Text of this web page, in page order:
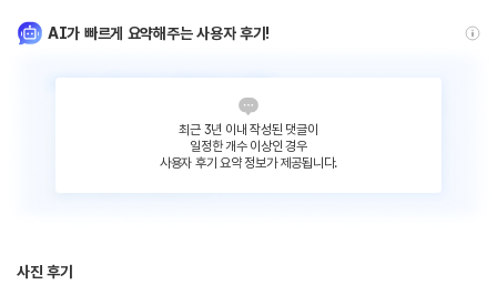
AI가 빠르게 요약해주는 사용자 후기!
최근 3년 이내 작성된 댓글이
일정한 개수 이상인 경우
사용자 후기 요약 정보가 제공됩니다.
사진 후기